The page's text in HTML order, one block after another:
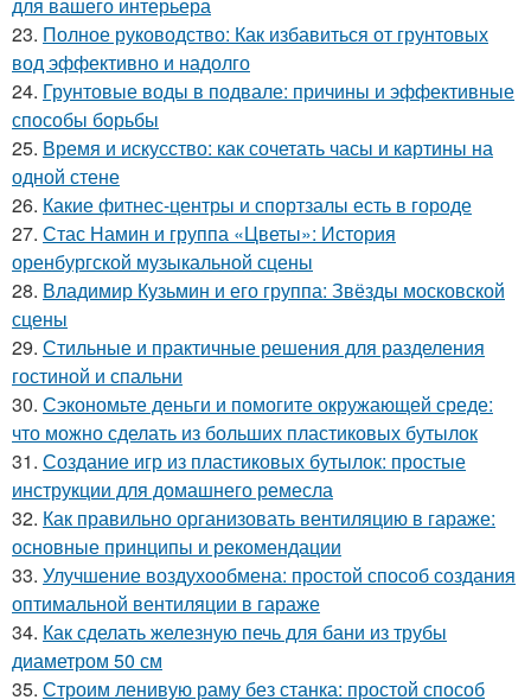
23. Полное руководство: Как избавиться от грунтовых
вод эффективно и надолго
24. Грунтовые воды в подвале: причины и эффективные
способы борьбы
25. Время и искусство: как сочетать часы и картины на
одной стене
26. Какие фитнес-центры и спортзалы есть в городе
27. Стас Намин и группа «Цветы»: История
оренбургской музыкальной сцены
28. Владимир Кузьмин и его группа: Звёзды московской
сцены
29. Стильные и практичные решения для разделения
гостиной и спальни
30. Сэкономьте деньги и помогите окружающей среде:
что можно сделать из больших пластиковых бутылок
31. Создание игр из пластиковых бутылок: простые
инструкции для домашнего ремесла
32. Как правильно организовать вентиляцию в гараже:
основные принципы и рекомендации
33. Улучшение воздухообмена: простой способ создания
оптимальной вентиляции в гараже
34. Как сделать железную печь для бани из трубы
диаметром 50 см
35. Строим ленивую раму без станка: простой способ